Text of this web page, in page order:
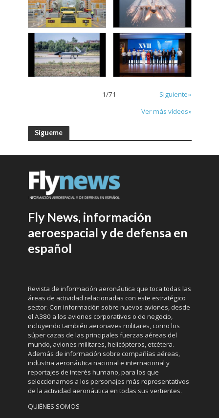
1/71
Siguiente»
Ver más vídeos»
Sígueme
Fly News, información
aeroespacial y de defensa en
español
Revista de información aeronáutica que toca todas las
áreas de actividad relacionadas con este estratégico
sector. Con información sobre nuevos aviones, desde
el A380 a los aviones corporativos o de negocio,
incluyendo también aeronaves militares, como los
súper cazas de las principales fuerzas aéreas del
mundo, aviones militares, helicópteros, etcétera.
Además de información sobre compañías aéreas,
industria aeronáutica nacional e internacional y
reportajes de interés humano, para los que
seleccionamos a los personajes más representativos
de la actividad aeronáutica en todas sus vertientes.
QUIÉNES SOMOS